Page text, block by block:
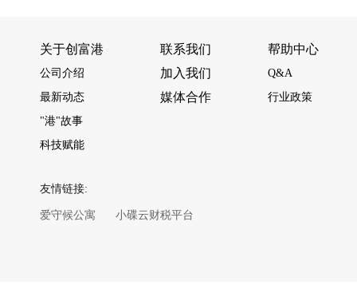
关于创富港
公司介绍
最新动态
"港"故事
科技赋能
联系我们
加入我们
媒体合作
帮助中心
Q&A
行业政策
友情链接:
爱守候公寓 小碟云财税平台